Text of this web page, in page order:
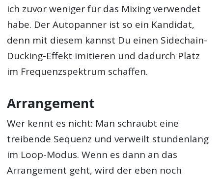
ich zuvor weniger für das Mixing verwendet
habe. Der Autopanner ist so ein Kandidat,
denn mit diesem kannst Du einen Sidechain-
Ducking-Effekt imitieren und dadurch Platz
im Frequenzspektrum schaffen.
Arrangement
Wer kennt es nicht: Man schraubt eine
treibende Sequenz und verweilt stundenlang
im Loop-Modus. Wenn es dann an das
Arrangement geht, wird der eben noch